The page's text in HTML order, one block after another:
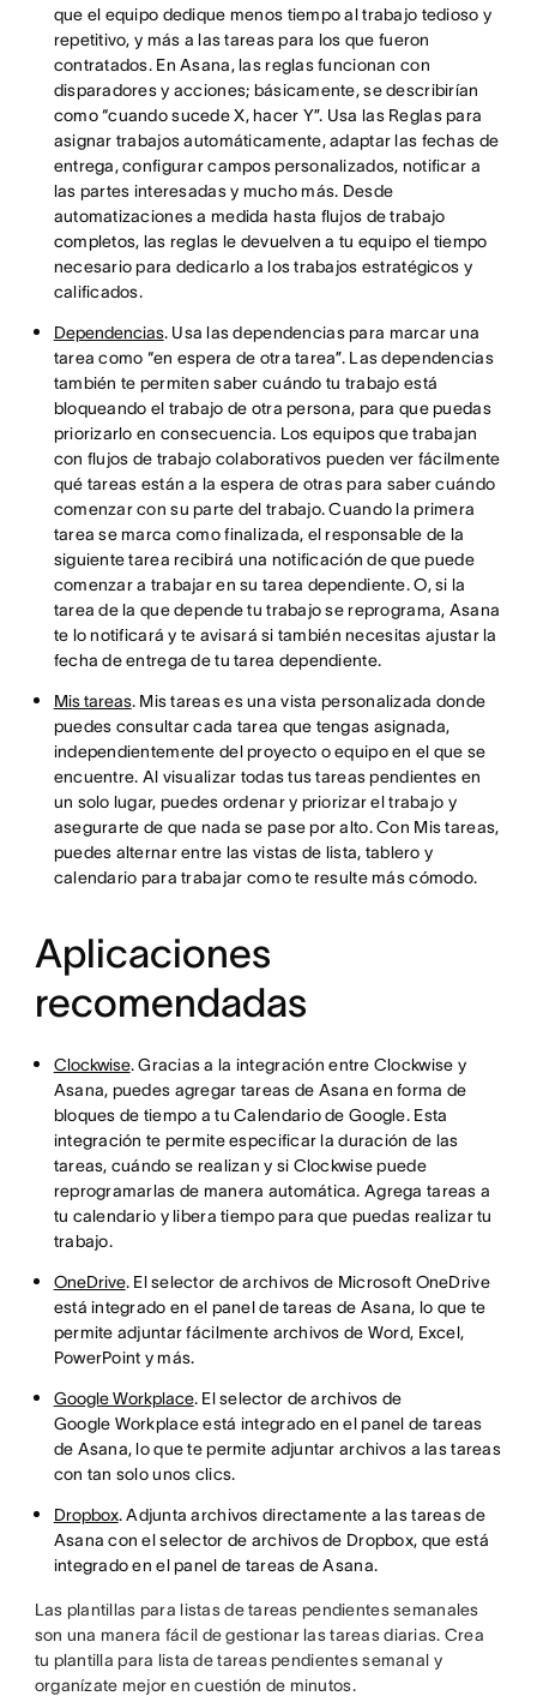
que el equipo dedique menos tiempo al trabajo tedioso y
repetitivo, y más a las tareas para los que fueron
contratados. En Asana, las reglas funcionan con
disparadores y acciones; básicamente, se describirían
como “cuando sucede X, hacer Y”. Usa las Reglas para
asignar trabajos automáticamente, adaptar las fechas de
entrega, configurar campos personalizados, notificar a
las partes interesadas y mucho más. Desde
automatizaciones a medida hasta flujos de trabajo
completos, las reglas le devuelven a tu equipo el tiempo
necesario para dedicarlo a los trabajos estratégicos y
calificados.
Dependencias. Usa las dependencias para marcar una
tarea como “en espera de otra tarea”. Las dependencias
también te permiten saber cuándo tu trabajo está
bloqueando el trabajo de otra persona, para que puedas
priorizarlo en consecuencia. Los equipos que trabajan
con flujos de trabajo colaborativos pueden ver fácilmente
qué tareas están a la espera de otras para saber cuándo
comenzar con su parte del trabajo. Cuando la primera
tarea se marca como finalizada, el responsable de la
siguiente tarea recibirá una notificación de que puede
comenzar a trabajar en su tarea dependiente. O, si la
tarea de la que depende tu trabajo se reprograma, Asana
te lo notificará y te avisará si también necesitas ajustar la
fecha de entrega de tu tarea dependiente.
Mis tareas. Mis tareas es una vista personalizada donde
puedes consultar cada tarea que tengas asignada,
independientemente del proyecto o equipo en el que se
encuentre. Al visualizar todas tus tareas pendientes en
un solo lugar, puedes ordenar y priorizar el trabajo y
asegurarte de que nada se pase por alto. Con Mis tareas,
puedes alternar entre las vistas de lista, tablero y
calendario para trabajar como te resulte más cómodo.
Aplicaciones
recomendadas
Clockwise. Gracias a la integración entre Clockwise y
Asana, puedes agregar tareas de Asana en forma de
bloques de tiempo a tu Calendario de Google. Esta
integración te permite especificar la duración de las
tareas, cuándo se realizan y si Clockwise puede
reprogramarlas de manera automática. Agrega tareas a
tu calendario y libera tiempo para que puedas realizar tu
trabajo.
OneDrive. El selector de archivos de Microsoft OneDrive
está integrado en el panel de tareas de Asana, lo que te
permite adjuntar fácilmente archivos de Word, Excel,
PowerPoint y más.
Google Workplace. El selector de archivos de
Google Workplace está integrado en el panel de tareas
de Asana, lo que te permite adjuntar archivos a las tareas
con tan solo unos clics.
Dropbox. Adjunta archivos directamente a las tareas de
Asana con el selector de archivos de Dropbox, que está
integrado en el panel de tareas de Asana.
Las plantillas para listas de tareas pendientes semanales
son una manera fácil de gestionar las tareas diarias. Crea
tu plantilla para lista de tareas pendientes semanal y
organízate mejor en cuestión de minutos.